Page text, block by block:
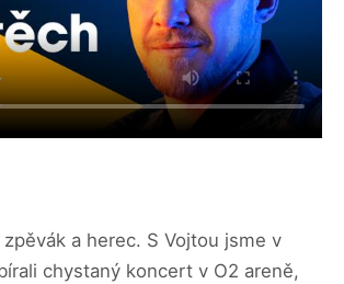
a herec. S Vojtou jsme v
chystaný koncert v O2 areně,